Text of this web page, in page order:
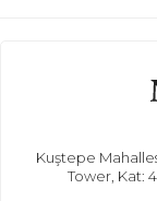
Kuştepe
Tower, Kat: